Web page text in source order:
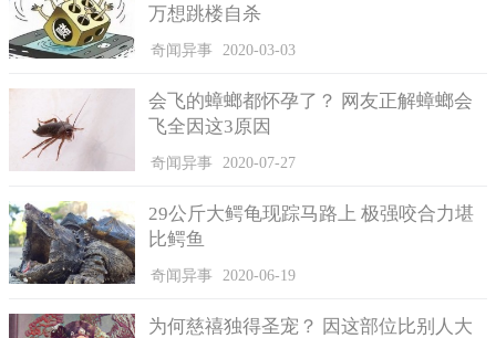
万想跳楼自杀
奇闻异事 2020-03-03
会飞的蟑螂都怀孕了？ 网友正解蟑螂会
飞全因这3原因
奇闻异事 2020-07-27
29公斤大鳄龟现踪马路上 极强咬合力堪
比鳄鱼
奇闻异事 2020-06-19
为何慈禧独得圣宠？ 因这部位比别人大